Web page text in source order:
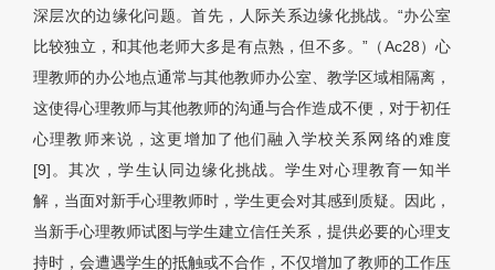
深层次的边缘化问题。首先，人际关系边缘化挑战。“办公室
比较独立，和其他老师大多是有点熟，但不多。”（Ac28）心
理教师的办公地点通常与其他教师办公室、教学区域相隔离，
这使得心理教师与其他教师的沟通与合作造成不便，对于初任
心理教师来说，这更增加了他们融入学校关系网络的难度
[9]。其次，学生认同边缘化挑战。学生对心理教育一知半
解，当面对新手心理教师时，学生更会对其感到质疑。因此，
当新手心理教师试图与学生建立信任关系，提供必要的心理支
持时，会遭遇学生的抵触或不合作，不仅增加了教师的工作压